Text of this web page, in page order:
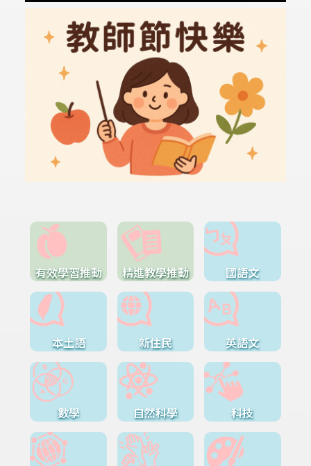
有效學習推動 精進教學推動 國語文
本土語 新住民 英語文
數學 自然科學 科技